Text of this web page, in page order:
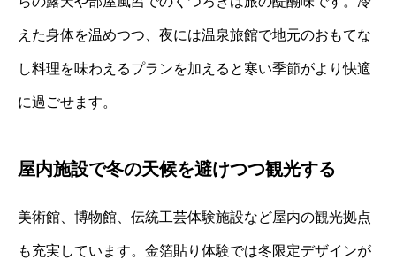
えた身体を温めつつ、夜には温泉旅館で地元のおもてな
し料理を味わえるプランを加えると寒い季節がより快適
に過ごせます。
屋内施設で冬の天候を避けつつ観光する
美術館、博物館、伝統工芸体験施設など屋内の観光拠点
も充実しています。金箔貼り体験では冬限定デザインが